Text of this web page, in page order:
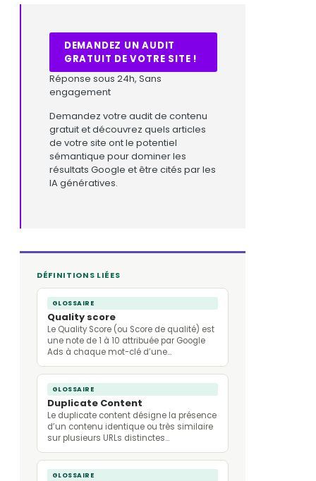
DEMANDEZ UN AUDIT
GRATUIT DE VOTRE SITE !
Réponse sous 24h, Sans
engagement
Demandez votre audit de contenu
gratuit et découvrez quels articles
de votre site ont le potentiel
sémantique pour dominer les
résultats Google et être cités par les
IA génératives.
DÉFINITIONS LIÉES
GLOSSAIRE
Quality score
Le Quality Score (ou Score de qualité) est
une note de 1 à 10 attribuée par Google
Ads à chaque mot-clé d’une…
GLOSSAIRE
Duplicate Content
Le duplicate content désigne la présence
d’un contenu identique ou très similaire
sur plusieurs URLs distinctes…
GLOSSAIRE